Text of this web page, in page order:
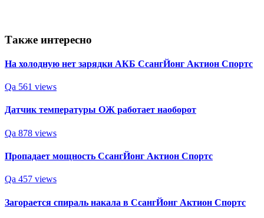
Также интересно
На холодную нет зарядки АКБ СсангЙонг Актион Спортс
Qa 561 views
Датчик температуры ОЖ работает наоборот
Qa 878 views
Пропадает мощность СсангЙонг Актион Спортс
Qa 457 views
Загорается спираль накала в СсангЙонг Актион Спортс